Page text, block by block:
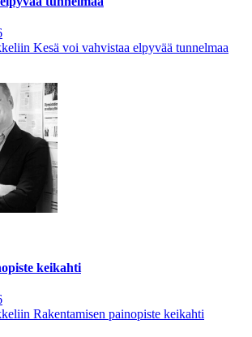
Kesä voi vahvistaa elpyvää tunnelmaa
keikahti
Rakentamisen painopiste keikahti